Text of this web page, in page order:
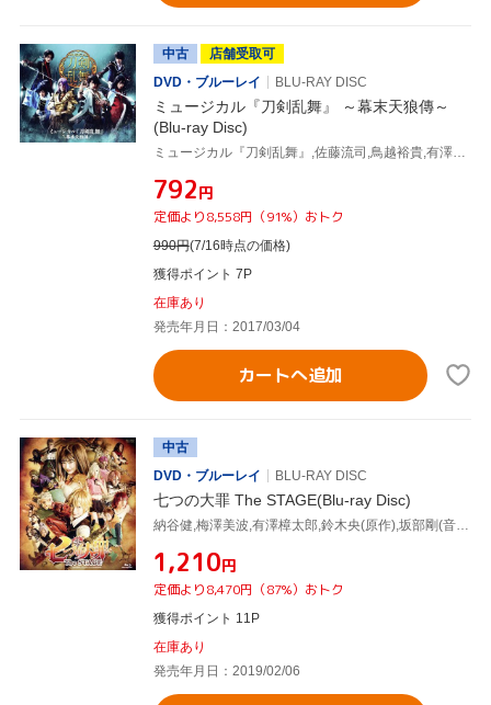
中古
店舗受取可
DVD・ブルーレイ
BLU-RAY DISC
ミュージカル『刀剣乱舞』 ～幕末天狼傳～
(Blu-ray Disc)
ミュージカル『刀剣乱舞』,佐藤流司,鳥越裕貴,有澤樟太郎,小越勇輝,高橋健介,伊万里有
¥792円
定価より8,558円（91%）おトク
990円(7/16時点の価格)
獲得ポイント 7P
在庫あり
発売年月日：2017/03/04
カートへ追加
中古
DVD・ブルーレイ
BLU-RAY DISC
七つの大罪 The STAGE(Blu-ray Disc)
納谷健,梅澤美波,有澤樟太郎,鈴木央(原作),坂部剛(音楽)
¥1,210円
定価より8,470円（87%）おトク
獲得ポイント 11P
在庫あり
発売年月日：2019/02/06